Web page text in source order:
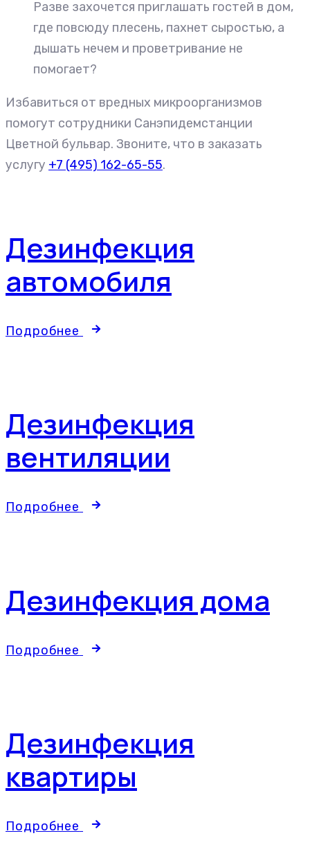
Разве захочется приглашать гостей в дом,
где повсюду плесень, пахнет сыростью, а
дышать нечем и проветривание не
помогает?
Избавиться от вредных микроорганизмов
помогут сотрудники Санэпидемстанции
Цветной бульвар. Звоните, что в заказать
услугу +7 (495) 162-65-55.
Дезинфекция
автомобиля
Подробнее
Дезинфекция
вентиляции
Подробнее
Дезинфекция дома
Подробнее
Дезинфекция
квартиры
Подробнее